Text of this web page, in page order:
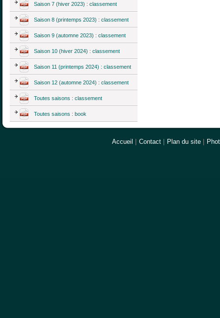
Saison 7 (hiver 2023) : classement
Saison 8 (printemps 2023) : classement
Saison 9 (automne 2023) : classement
Saison 10 (hiver 2024) : classement
Saison 11 (printemps 2024) : classement
Saison 12 (automne 2024) : classement
Toutes saisons : classement
Toutes saisons : book
Accueil | Contact | Plan du site |